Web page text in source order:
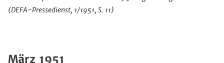
(DEFA-Pressedienst, 1/1951, S. 11)
März 1951